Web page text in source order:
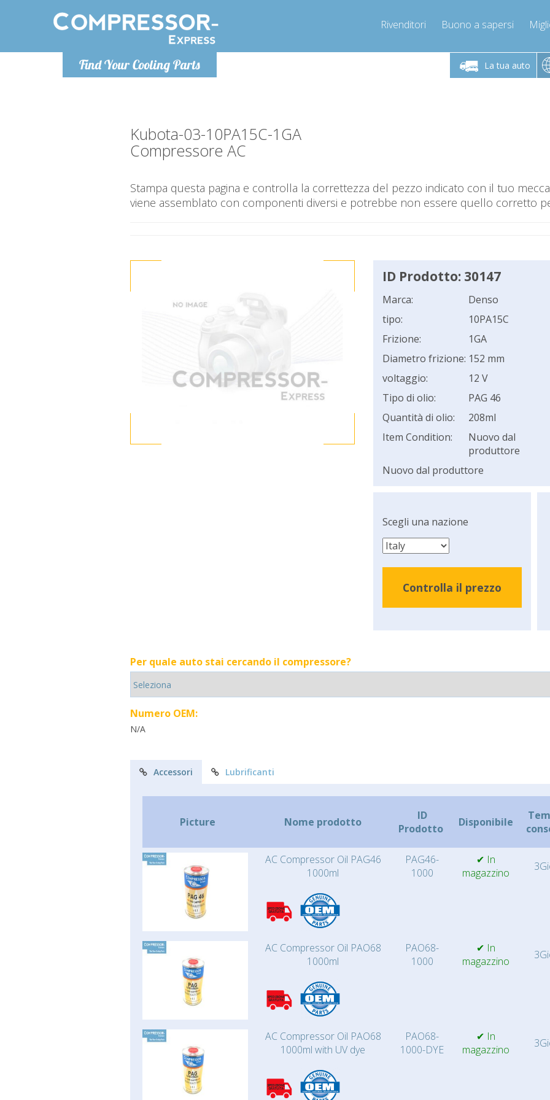
Find Your Cooling Parts
Rivenditori Buono a sapersi
La tua auto
Lunedì-Venerdì 9-12 / 14-17
Chiamaci!
+393278892946
Lunedì-
Kubota-03-10PA15C-1GA
Compressore AC
Stampa questa pagina e controlla la correttezza del pezzo indicato con il tuo
viene assemblato con componenti diversi e potrebbe non essere quello corretto
ID Prodotto: 30147
Marca:
Denso
tipo:
10PA15C
Frizione:
1GA
Diametro frizione: 152 mm
voltaggio:
12 V
Tipo di olio:
PAG 46
Quantità di olio:
208ml
Item Condition:
Nuovo dal
produttore
Nuovo dal produttore
Scegli una nazione
Controlla il prezzo
Per quale auto stai cercando il compressore?
Numero OEM:
N/A
Accessori Lubrificanti
Picture Nome prodotto
ID
Prodotto
Disponibile
AC Compressor Oil PAG46
1000ml
PAG46-
1000
✔ In
magazzino
AC Compressor Oil PAO68
1000ml
PAO68-
1000
✔ In
magazzino
AC Compressor Oil PAO68
1000ml with UV dye
PAO68-
1000-DYE
✔ In
magazzino